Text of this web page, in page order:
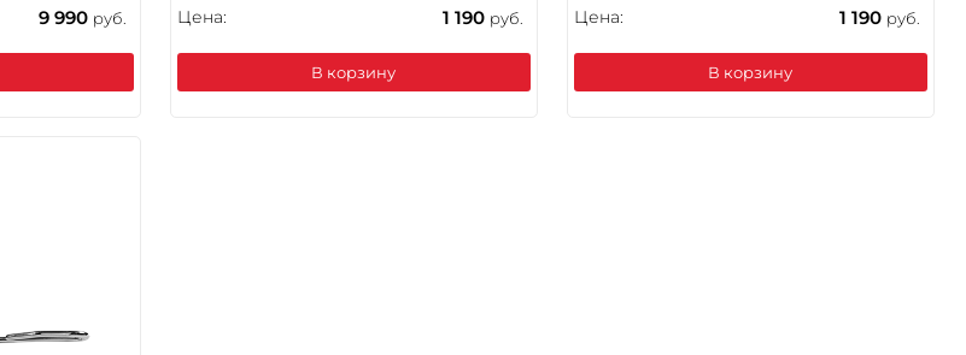
9 990 руб. Цена: 1 190 руб.
В корзину
Цена: 1 190 руб.
В корзину